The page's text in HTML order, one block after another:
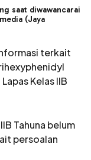
saat diwawancarai
(Jaya
terkait
Kelas IIB
Tahuna belum
persoalan